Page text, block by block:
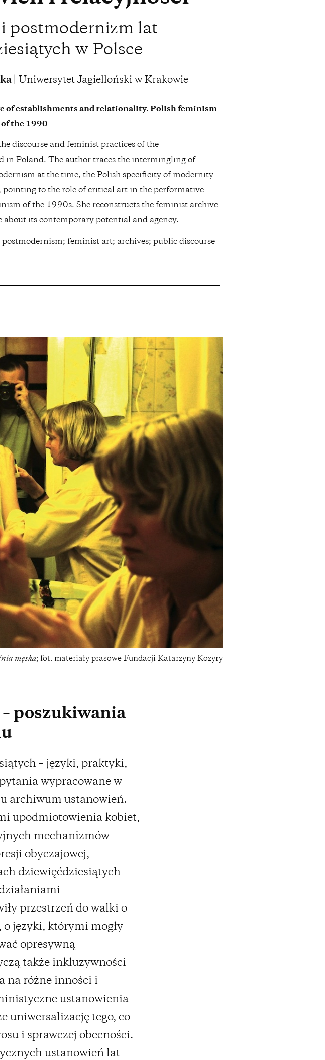
postmodernizm lat
w Polsce
| Uniwersytet Jagielloński w Krakowie
of establishments and relationality. Polish feminism
the 1990
discourse and feminist practices of the
in Poland. The author traces the intermingling of
at the time, the Polish specificity of modernity
pointing to the role of critical art in the performative
of the 1990s. She reconstructs the feminist archive
its contemporary potential and agency.
feminist art; archives; public discourse
męska; fot. materiały prasowe Fundacji Katarzyny Kozyry
poszukiwania
– języki, praktyki,
wypracowane w
archiwum ustanowień.
upodmiotowienia kobiet,
mechanizmów
obyczajowej,
dziewięćdziesiątych
przestrzeń do walki o
o języki, którymi mogły
opresywną
także inkluzywności
na różne inności i
ustanowienia
uniwersalizację tego, co
i sprawczej obecności.
ustanowień lat